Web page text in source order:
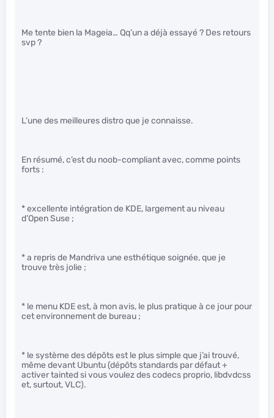
Me tente bien la Mageia… Qq’un a déjà essayé ? Des retours
svp ?
L’une des meilleures distro que je connaisse.
En résumé, c’est du noob-compliant avec, comme points
forts :
* excellente intégration de KDE, largement au niveau
d’Open Suse ;
* a repris de Mandriva une esthétique soignée, que je
trouve très jolie ;
* le menu KDE est, à mon avis, le plus pratique à ce jour pour
cet environnement de bureau ;
* le système des dépôts est le plus simple que j’ai trouvé,
même devant Ubuntu (dépôts standards par défaut +
activer tainted si vous voulez des codecs proprio, libdvdcss
et, surtout, VLC).